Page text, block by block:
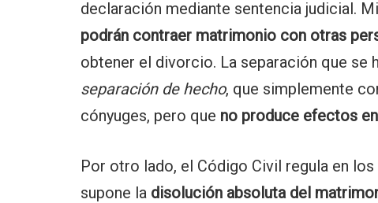
declaración mediante sentencia judicial.
podrán contraer matrimonio con otras
obtener el divorcio. La separación que se
separación de hecho, que simplemente
cónyuges, pero que no produce efectos
Por otro lado, el Código Civil regula en
supone la disolución absoluta del